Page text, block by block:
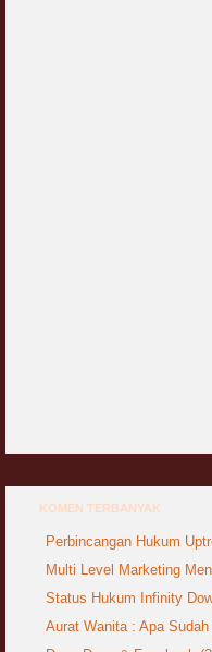
KOMEN TERBANYAK
Perbincangan Hukum
Multi Level Marketing
Status Hukum Infinity
Aurat Wanita : Apa